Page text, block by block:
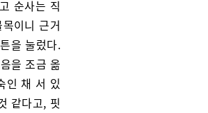
순사는 직
이니 근거
을 눌렀다.
을 조금 옮
인 채 서 있
같다고, 핏